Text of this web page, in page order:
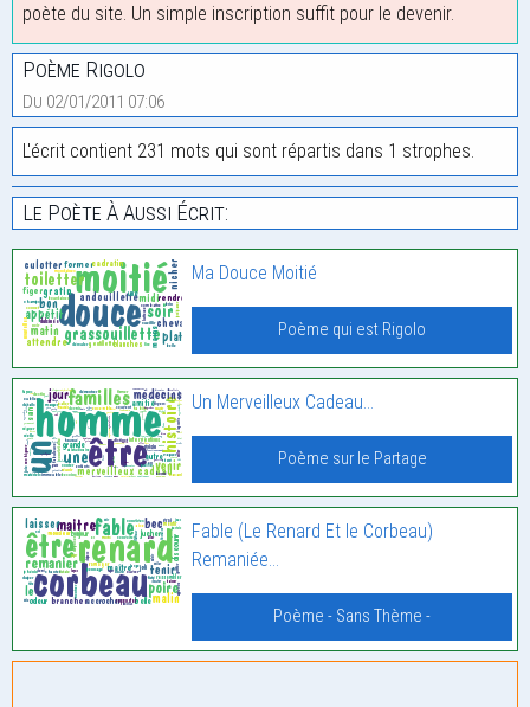
poète du site. Un simple inscription suffit pour le devenir.
Poème Rigolo
Du 02/01/2011 07:06
L'écrit contient 231 mots qui sont répartis dans 1 strophes.
Le Poète À Aussi Écrit:
Ma Douce Moitié
Poème qui est Rigolo
Un Merveilleux Cadeau…
Poème sur le Partage
Fable (Le Renard Et le Corbeau)
Remaniée…
Poème - Sans Thème -